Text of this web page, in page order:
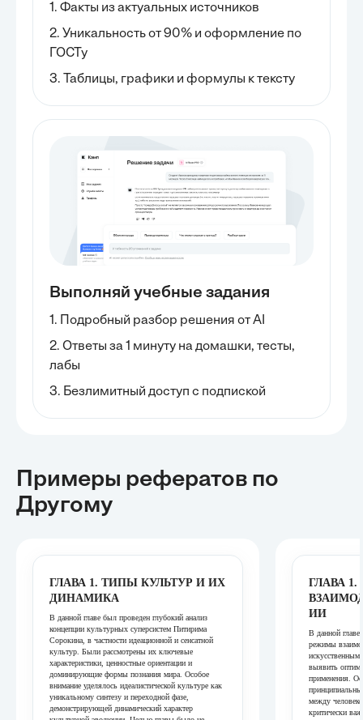
1. Факты из актуальных источников
2. Уникальность от 90% и оформление по
ГОСТу
3. Таблицы, графики и формулы к тексту
Выполняй учебные задания
1. Подробный разбор решения от AI
2. Ответы за 1 минуту на домашки, тесты,
лабы
3. Безлимитный доступ с подпиской
Примеры рефератов по
Другому
ГЛАВА 1. ТИПЫ КУЛЬТУР И ИХ
ДИНАМИКА
В данной главе был проведен глубокий анализ
концепции культурных суперсистем Питирима
Сорокина, в частности идеационной и сенсатной
культур. Были рассмотрены их ключевые
характеристики, ценностные ориентации и
доминирующие формы познания мира. Особое
внимание уделялось идеалистической культуре как
уникальному синтезу и переходной фазе,
демонстрирующей динамический характер
ГЛАВА
ИИ
В данной
режимы
искусственным
выявить
применения.
между
критически